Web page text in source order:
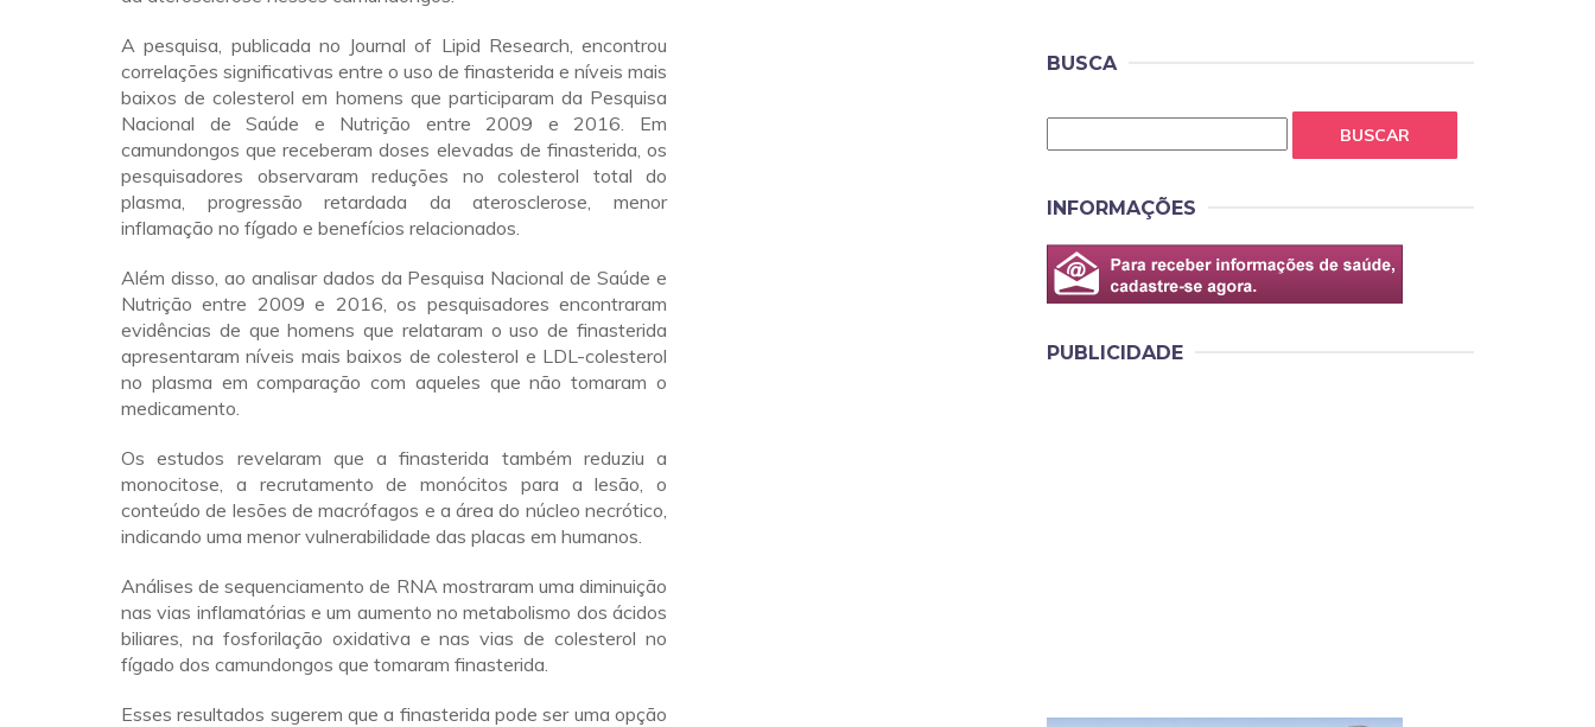
A pesquisa, publicada no Journal of Lipid Research, encontrou
correlações significativas entre o uso de finasterida e níveis mais
baixos de colesterol em homens que participaram da Pesquisa
Nacional de Saúde e Nutrição entre 2009 e 2016. Em
camundongos que receberam doses elevadas de finasterida, os
pesquisadores observaram reduções no colesterol total do
plasma, progressão retardada da aterosclerose, menor
inflamação no fígado e benefícios relacionados.
Além disso, ao analisar dados da Pesquisa Nacional de Saúde e
Nutrição entre 2009 e 2016, os pesquisadores encontraram
evidências de que homens que relataram o uso de finasterida
apresentaram níveis mais baixos de colesterol e LDL-colesterol
no plasma em comparação com aqueles que não tomaram o
medicamento.
Os estudos revelaram que a finasterida também reduziu a
monocitose, a recrutamento de monócitos para a lesão, o
conteúdo de lesões de macrófagos e a área do núcleo necrótico,
indicando uma menor vulnerabilidade das placas em humanos.
Análises de sequenciamento de RNA mostraram uma diminuição
nas vias inflamatórias e um aumento no metabolismo dos ácidos
biliares, na fosforilação oxidativa e nas vias de colesterol no
fígado dos camundongos que tomaram finasterida.
Esses resultados sugerem que a finasterida pode ser uma opção
BUSCA
BUSCAR
INFORMAÇÕES
PUBLICIDADE